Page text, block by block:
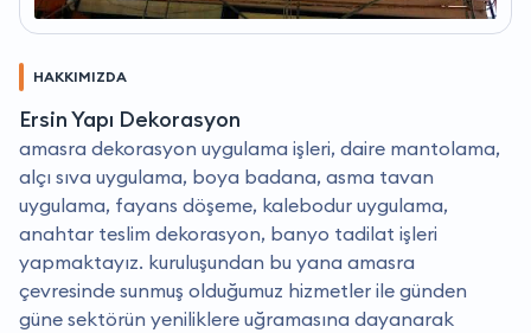
HAKKIMIZDA
Ersin Yapı Dekorasyon
amasra dekorasyon uygulama işleri, daire mantolama,
alçı sıva uygulama, boya badana, asma tavan
uygulama, fayans döşeme, kalebodur uygulama,
anahtar teslim dekorasyon, banyo tadilat işleri
yapmaktayız. kuruluşundan bu yana amasra
çevresinde sunmuş olduğumuz hizmetler ile günden
güne sektörün yeniliklere uğramasına dayanarak